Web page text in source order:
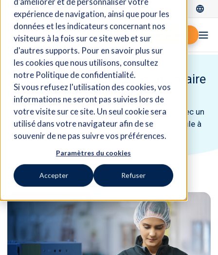
expérience de navigation, ainsi que pour les
données et les indicateurs concernant nos
visiteurs à la fois sur ce site web et sur
d'autres supports. Pour en savoir plus sur
les cookies que nous utilisons, consultez
notre Politique de confidentialité.
Si vous refusez l'utilisation des cookies, vos
informations ne seront pas suivies lors de
votre visite sur ce site. Un seul cookie sera
utilisé dans votre navigateur afin de se
souvenir de ne pas suivre vos préférences.
Paramètres du cookies
Accepter Refuser
Se connecter
Demander une démo
Logiciel de gestion agroalimentaire
conçu pour les PME
Restez en tête de l'industrie agroalimentaire avec un
système ERP infonuagique personnalisé et facile à
utiliser.